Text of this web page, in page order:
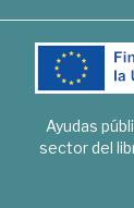
Ayudas
sector del